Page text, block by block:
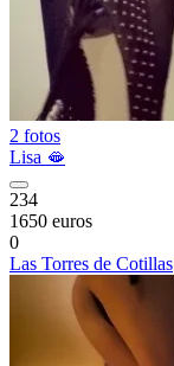
2 fotos
Lisa 🫦
234
1650 euros
0
Las Torres de Cotillas